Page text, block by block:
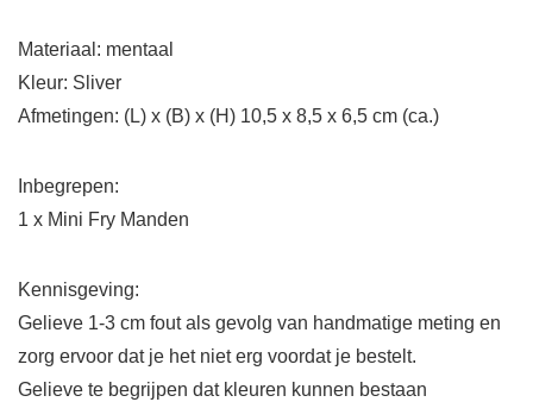
Materiaal: mentaal
Kleur: Sliver
Afmetingen: (L) x (B) x (H) 10,5 x 8,5 x 6,5 cm (ca.)
Inbegrepen:
1 x Mini Fry Manden
Kennisgeving:
Gelieve 1-3 cm fout als gevolg van handmatige meting en
zorg ervoor dat je het niet erg voordat je bestelt.
Gelieve te begrijpen dat kleuren kunnen bestaan